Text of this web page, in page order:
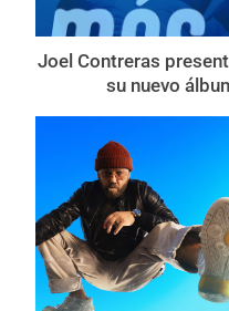
Joel Contreras
su nuevo